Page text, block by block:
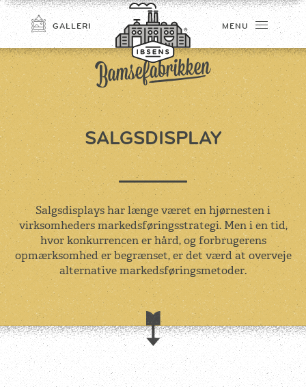
TILMELD
GALLERI MENU
SALGSDISPLAY
Salgsdisplays har længe været en hjørnesten i
virksomheders markedsføringsstrategi. Men i en tid,
hvor konkurrencen er hård, og forbrugerens
opmærksomhed er begrænset, er det værd at overveje
alternative markedsføringsmetoder.